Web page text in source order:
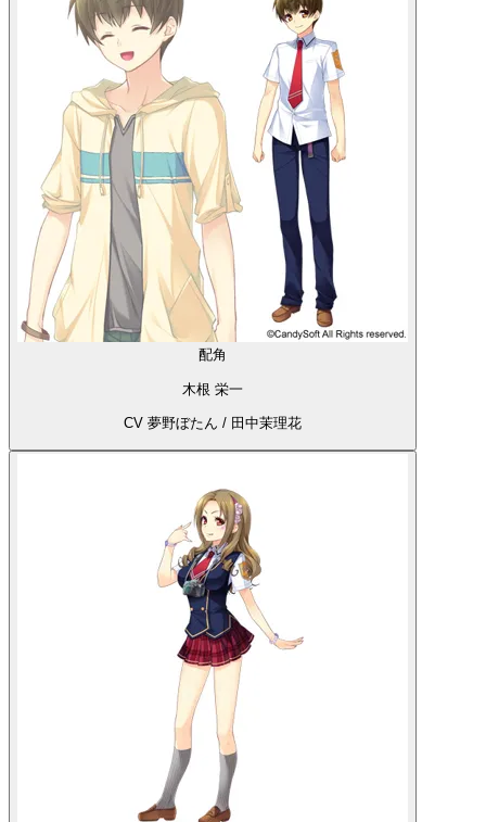
配角
木根 栄一
CV 夢野ぼたん / 田中茉理花